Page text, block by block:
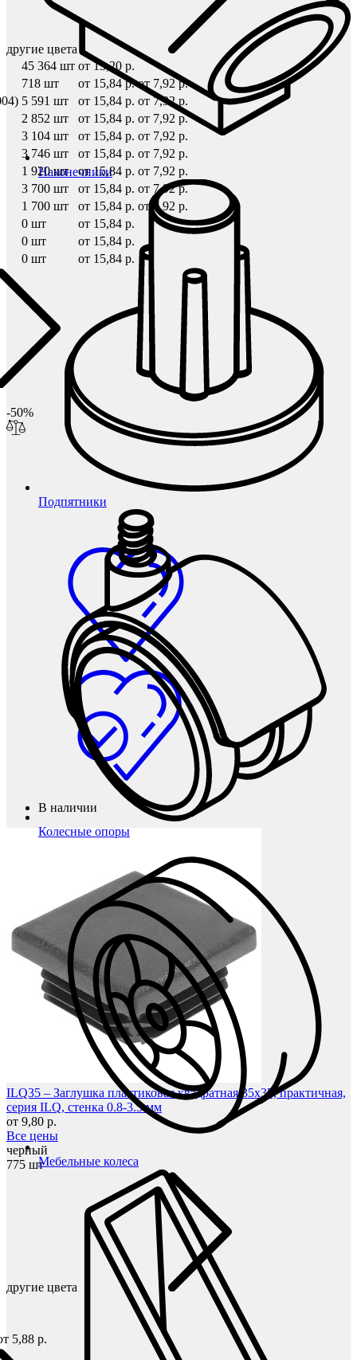
Наконечники
Подпятники
Колесные опоры
Мебельные колеса
другие цвета
45 364 шт от 13,20 р.
718 шт
от 15,84 р.от 7,92 р.
5 591 шт от 15,84 р. от 7,92 р.
2 852 шт
от 15,84 р. от 7,92 р.
3 104 шт
от 15,84 р. от 7,92 р.
3 746 шт
от 15,84 р. от 7,92 р.
1 920 шт
от 15,84 р. от 7,92 р.
3 700 шт
от 15,84 р. от 7,92 р.
1 700 шт
от 15,84 р. от 7,92 р.
0 шт
от 15,84 р.
0 шт
от 15,84 р.
0 шт
от 15,84 р.
-50%
В наличии
ILQ35 – Заглушка пластиковая квадратная 35х35, практичная,
серия ILQ, стенка 0.8-3.5 мм
от 9,80 р.
Все цены
черный
775 шт
другие цвета
5,88 р.